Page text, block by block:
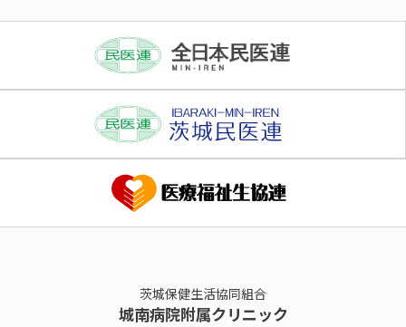
茨城保健生活協同組合
城南病院附属クリニック